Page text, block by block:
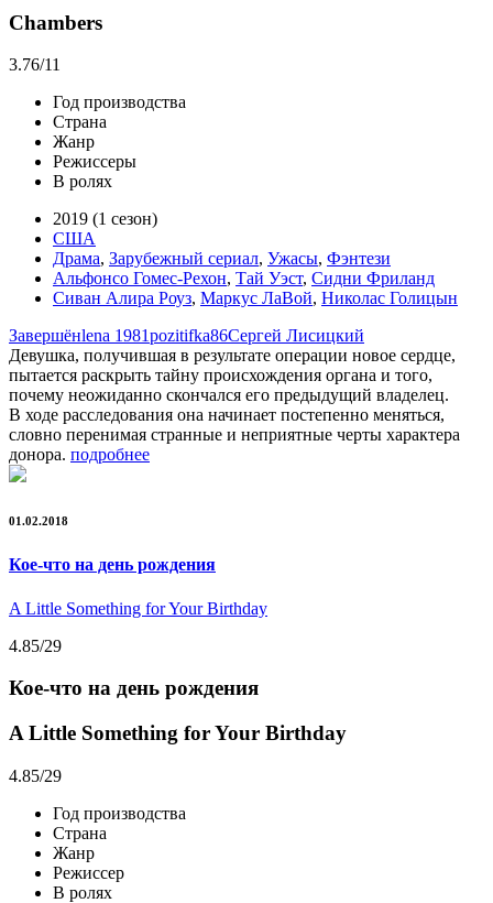
Chambers
3.76/11
Год производства
Страна
Жанр
Режиссеры
В ролях
2019 (1 сезон)
США
Драма, Зарубежный сериал, Ужасы, Фэнтези
Альфонсо Гомес-Рехон, Тай Уэст, Сидни Фриланд
Сиван Алира Роуз, Маркус ЛаВой, Николас Голицын
Завершёнlena 1981pozitifka86Сергей Лисицкий
Девушка, получившая в результате операции новое сердце,
пытается раскрыть тайну происхождения органа и того,
почему неожиданно скончался его предыдущий владелец.
В ходе расследования она начинает постепенно меняться,
словно перенимая странные и неприятные черты характера
донора. подробнее
01.02.2018
Кое-что на день рождения
A Little Something for Your Birthday
4.85/29
Кое-что на день рождения
A Little Something for Your Birthday
4.85/29
Год производства
Страна
Жанр
Режиссер
В ролях